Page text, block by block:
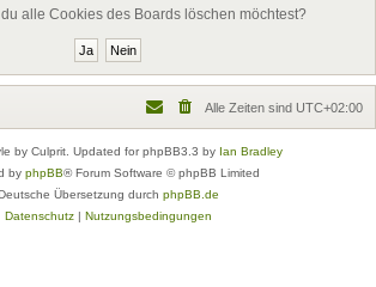
alle Cookies des Boards löschen möchtest?
Alle Zeiten sind UTC+02:00
by Culprit. Updated for phpBB3.3 by Ian Bradley
by phpBB® Forum Software © phpBB Limited
Übersetzung durch phpBB.de
Datenschutz| Nutzungsbedingungen